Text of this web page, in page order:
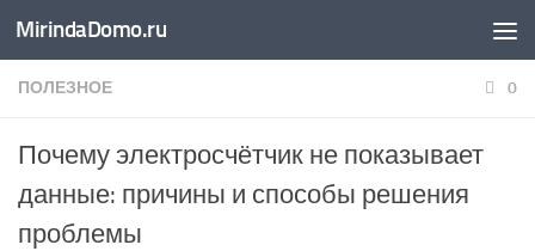
Перейти к содержимому
MirindaDomo.ru
ПОЛЕЗНОЕ 0
Почему электросчётчик не показывает
данные: причины и способы решения
проблемы